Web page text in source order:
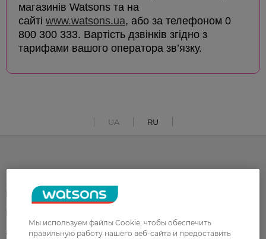
магазинів Watsons та на
сайті www.watsons.ua, або за телефоном 0
800 300 333. Вартість дзвінків згідно з
тарифами вашого оператора зв’язку.
UA RU
Корейская косметика
Акции Макияж
Мы используем файлы Cookie, чтобы обеспечить
правильную работу нашего веб-сайта и предоставить